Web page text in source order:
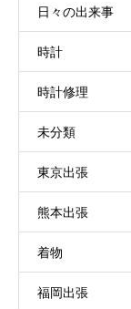
日々の出来事
時計
時計修理
未分類
東京出張
熊本出張
着物
福岡出張